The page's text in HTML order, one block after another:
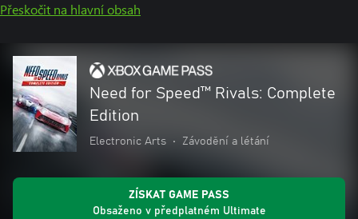
Přeskočit na hlavní obsah
Need for Speed™ Rivals: Complete
Edition
Electronic Arts • Závodění a létání
ZÍSKAT GAME PASS
Obsaženo v předplatném Ultimate